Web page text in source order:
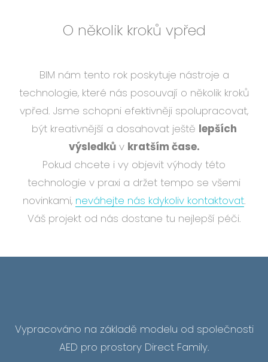
O několik kroků vpřed
BIM nám tento rok poskytuje nástroje a
technologie, které nás posouvají o několik kroků
vpřed. Jsme schopni efektivněji spolupracovat,
být kreativnější a dosahovat ještě lepších
výsledkův kratším čase.
Pokud chcete i vy objevit výhody této
technologie v praxi a držet tempo se všemi
novinkami, neváhejte nás kdykoliv kontaktovat.
Váš projekt od nás dostane tu nejlepší péči.
Vypracováno na základě modelu od společnosti
AED pro prostory Direct Family.